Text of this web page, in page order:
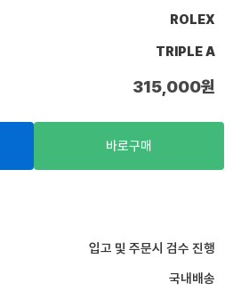
ROLEX
TRIPLE A
315,000원
바로구매
입고 및 주문시 검수 진행
국내배송